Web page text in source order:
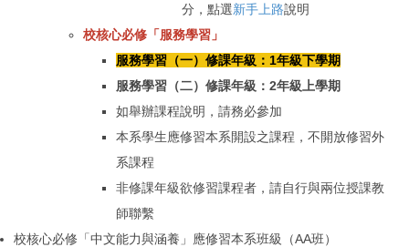
分，點選新手上路說明
校核心必修 「服務學習」
服務學習（一）修課年級：1年級下學期
服務學習（二）修課年級：2年級上學期
如舉辦課程說明，請務必參加
本系學生應修習本系開設之課程，不開放修習外
系課程
非修課年級欲修習課程者，請自行與兩位授課教
師聯繫
校核心必修「中文能力與涵養」應修習本系班級（AA班）